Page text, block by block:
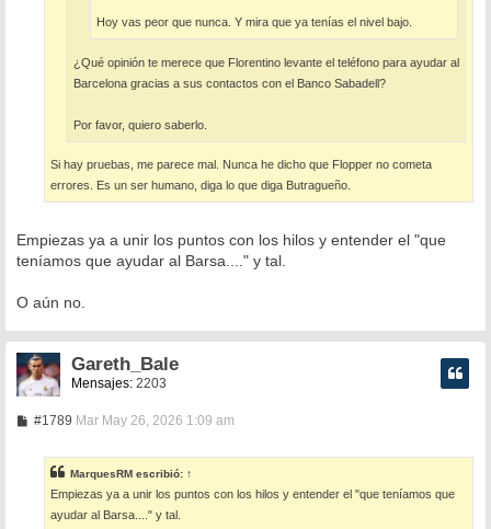
Hoy vas peor que nunca. Y mira que ya tenías el nivel bajo.
¿Qué opinión te merece que Florentino levante el teléfono para ayudar al
Barcelona gracias a sus contactos con el Banco Sabadell?
Por favor, quiero saberlo.
Si hay pruebas, me parece mal. Nunca he dicho que Flopper no cometa
errores. Es un ser humano, diga lo que diga Butragueño.
Empiezas ya a unir los puntos con los hilos y entender el "que
teníamos que ayudar al Barsa...." y tal.
O aún no.
Gareth_Bale
Mensajes: 2203
#1789M
a
j
e
Mar May 26, 2026 1:09 am
MarquesRM escribió: ↑
Empiezas ya a unir los puntos con los hilos y entender el "que teníamos que
ayudar al Barsa...." y tal.